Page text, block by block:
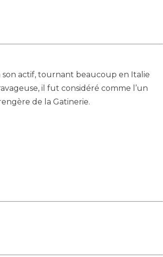
actif, tournant beaucoup en Italie
il fut considéré comme l’un
de la Gatinerie.